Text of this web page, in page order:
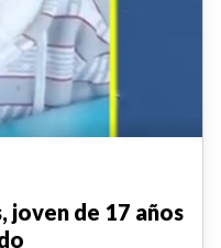
joven de 17 años